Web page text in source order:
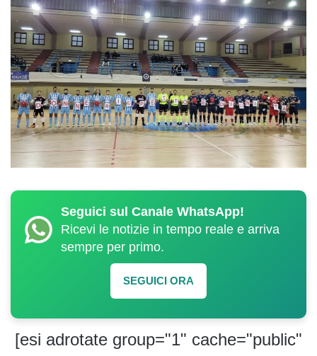
Seguici sul Canale WhatsApp!
Ricevi le notizie in tempo reale e arriva
sempre per primo.
SEGUICI ORA
[esi adrotate group="1" cache="public"